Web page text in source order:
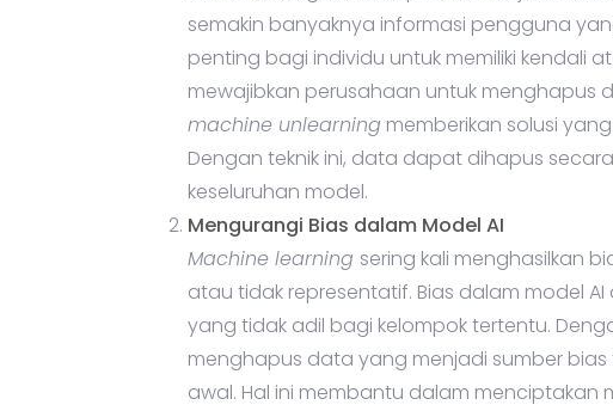
semakin banyaknya informasi pengguna
penting bagi individu untuk memiliki kendali
mewajibkan perusahaan untuk menghapus
machine unlearning memberikan solusi
Dengan teknik ini, data dapat dihapus
keseluruhan model.
Mengurangi Bias dalam Model AI
Machine learning sering kali menghasilkan
atau tidak representatif. Bias dalam model
yang tidak adil bagi kelompok tertentu.
menghapus data yang menjadi sumber
awal. Hal ini membantu dalam